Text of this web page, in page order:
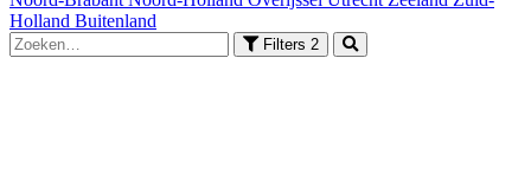
Holland Buitenland
Filters 2